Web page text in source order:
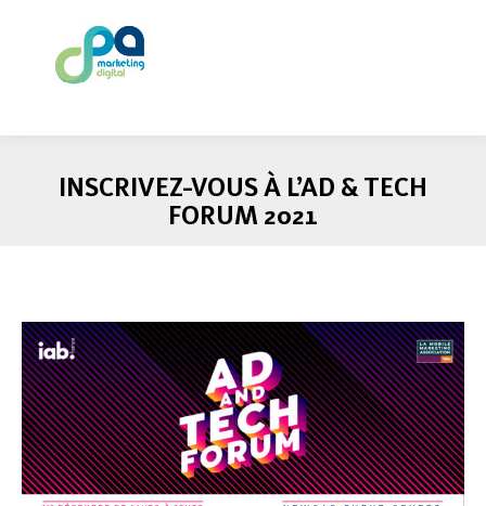
INSCRIVEZ-VOUS À L’AD & TECH
FORUM 2021